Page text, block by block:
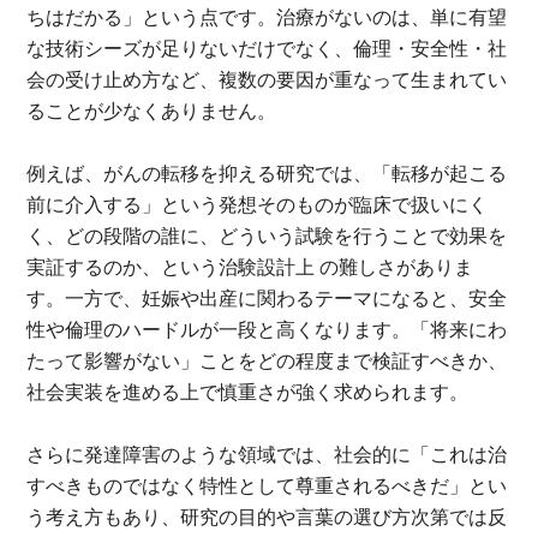
ちはだかる」という点です。治療がないのは、単に有望
な技術シーズが足りないだけでなく、倫理・安全性・社
会の受け止め方など、複数の要因が重なって生まれてい
ることが少なくありません。
例えば、がんの転移を抑える研究では、「転移が起こる
前に介入する」という発想そのものが臨床で扱いにく
く、どの段階の誰に、どういう試験を行うことで効果を
実証するのか、という治験設計上 の難しさがありま
す。一方で、妊娠や出産に関わるテーマになると、安全
性や倫理のハードルが一段と高くなります。「将来にわ
たって影響がない」ことをどの程度まで検証すべきか、
社会実装を進める上で慎重さが強く求められます。
さらに発達障害のような領域では、社会的に「これは治
すべきものではなく特性として尊重されるべきだ」とい
う考え方もあり、研究の目的や言葉の選び方次第では反